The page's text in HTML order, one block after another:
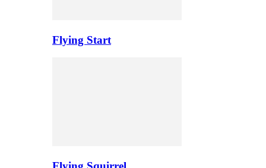
Flying Start